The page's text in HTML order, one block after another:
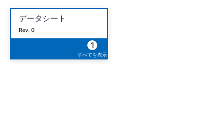
データシート
Rev. 0
1
すべてを表示